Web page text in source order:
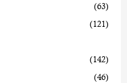
(63)
(121)
(142)
(46)